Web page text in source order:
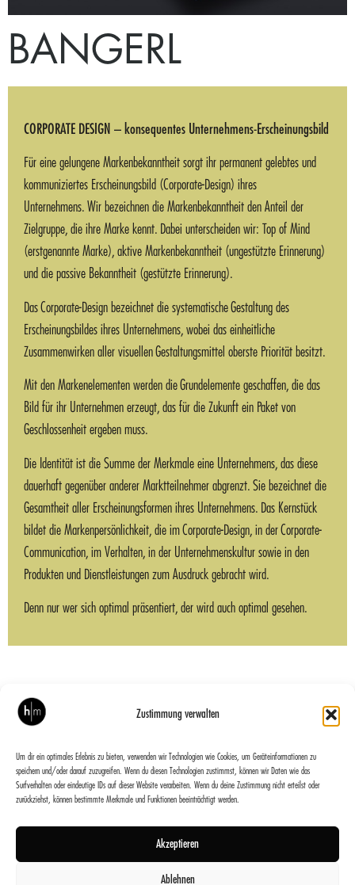
Zustimmung verwalten
Um dir ein optimales Erlebnis zu bieten, verwenden wir Technologien wie Cookies, um Geräteinformationen zu
speichern und/oder darauf zuzugreifen. Wenn du diesen Technologien zustimmst, können wir Daten wie das
Surfverhalten oder eindeutige IDs auf dieser Website verarbeiten. Wenn du deine Zustimmung nicht erteilst oder
zurückziehst, können bestimmte Merkmale und Funktionen beeinträchtigt werden.
Akzeptieren
Ablehnen
BANGERL
CORPORATE DESIGN – konsequentes Unternehmens-Erscheinungsbild
Für eine gelungene Markenbekanntheit sorgt ihr permanent gelebtes und
kommuniziertes Erscheinungsbild (Corporate-Design) ihres
Unternehmens. Wir bezeichnen die Markenbekanntheit den Anteil der
Zielgruppe, die ihre Marke kennt. Dabei unterscheiden wir: Top of Mind
(erstgenannte Marke), aktive Markenbekanntheit (ungestützte Erinnerung)
und die passive Bekanntheit (gestützte Erinnerung).
Das Corporate-Design bezeichnet die systematische Gestaltung des
Erscheinungsbildes ihres Unternehmens, wobei das einheitliche
Zusammenwirken aller visuellen Gestaltungsmittel oberste Priorität besitzt.
Mit den Markenelementen werden die Grundelemente geschaffen, die das
Bild für ihr Unternehmen erzeugt, das für die Zukunft ein Paket von
Geschlossenheit ergeben muss.
Die Identität ist die Summe der Merkmale eine Unternehmens, das diese
dauerhaft gegenüber anderer Marktteilnehmer abgrenzt. Sie bezeichnet die
Gesamtheit aller Erscheinungsformen ihres Unternehmens. Das Kernstück
bildet die Markenpersönlichkeit, die im Corporate-Design, in der Corporate-
Communication, im Verhalten, in der Unternehmenskultur sowie in den
Produkten und Dienstleistungen zum Ausdruck gebracht wird.
Denn nur wer sich optimal präsentiert, der wird auch optimal gesehen.